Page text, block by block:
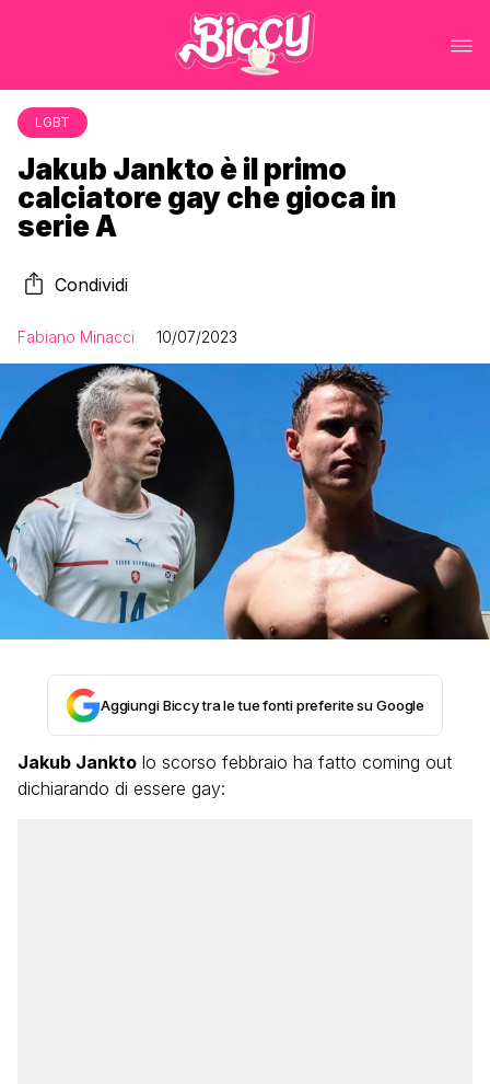
LGBT
Jakub Jankto è il primo
calciatore gay che gioca in
serie A
Condividi
Fabiano Minacci 10/07/2023
Aggiungi Biccy tra le tue fonti preferite su Google
Jakub Jankto lo scorso febbraio ha fatto coming out
dichiarando di essere gay: